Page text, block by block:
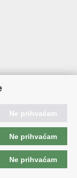
Ne prihvaćam
Ne prihvaćam
Ne prihvaćam